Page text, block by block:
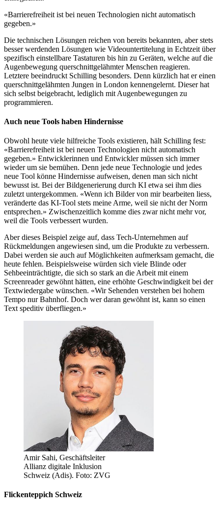
«Barrierefreiheit ist bei neuen Technologien nicht automatisch
gegeben.»
Die technischen Lösungen reichen von bereits bekannten, aber stets
besser werdenden Lösungen wie Videountertitelung in Echtzeit über
spezifisch einstellbare Tastaturen bis hin zu Geräten, welche auf die
Augenbewegung querschnittgelähmter Menschen reagieren.
Letztere beeindruckt Schilling besonders. Denn kürzlich hat er einen
querschnittgelähmten Jungen in London kennengelernt. Dieser hat
sich selbst beigebracht, lediglich mit Augenbewegungen zu
programmieren.
Auch neue Tools haben Hindernisse
Obwohl heute viele hilfreiche Tools existieren, hält Schilling fest:
«Barrierefreiheit ist bei neuen Technologien nicht automatisch
gegeben.» Entwicklerinnen und Entwickler müssen sich immer
wieder um sie bemühen. Denn jede neue Technologie und jedes
neue Tool könne Hindernisse aufweisen, denen man sich nicht
bewusst ist. Bei der Bildgenerierung durch KI etwa sei ihm dies
zuletzt untergekommen. «Wenn ich Bilder von mir bearbeiten liess,
veränderte das KI-Tool stets meine Arme, weil sie nicht der Norm
entsprechen.» Zwischenzeitlich komme dies zwar nicht mehr vor,
weil die Tools verbessert wurden.
Aber dieses Beispiel zeige auf, dass Tech-Unternehmen auf
Rückmeldungen angewiesen sind, um die Produkte zu verbessern.
Dabei werden sie auch auf Möglichkeiten aufmerksam gemacht, die
heute fehlen. Beispielsweise würden sich viele Blinde oder
Sehbeeinträchtigte, die sich so stark an die Arbeit mit einem
Screenreader gewöhnt hätten, eine erhöhte Geschwindigkeit bei der
Textwiedergabe wünschen. «Wir Sehenden verstehen bei hohem
Tempo nur Bahnhof. Doch wer daran gewöhnt ist, kann so einen
Text speditiv überfliegen.»
Amir Sahi, Geschäftsleiter
Allianz digitale Inklusion
Schweiz (Adis). Foto: ZVG
Flickenteppich Schweiz